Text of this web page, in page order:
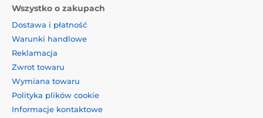
Wszystko o zakupach
Dostawa i płatność
Warunki handlowe
Reklamacja
Zwrot towaru
Wymiana towaru
Polityka plików cookie
Informacje kontaktowe